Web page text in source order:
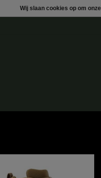
TOEVOEGEN AAN WINKELWAGEN
Wij slaan cookies op om